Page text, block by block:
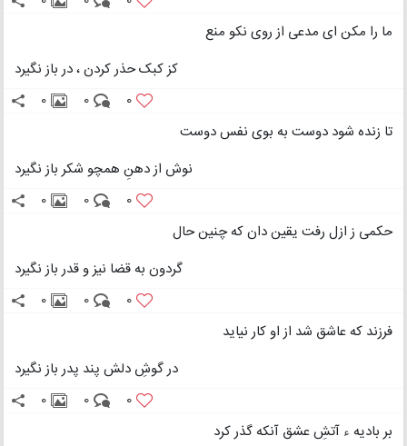
ما را مکن ای مدعی از روی نکو منع
کز کبک حذر کردن ، در باز نگیرد
0
0
0
تا زنده شود دوست به بوی نفس دوست
نوش از دهنِ همچو شکر باز نگیرد
0
0
0
حکمی ز ازل رفت یقین دان که چنین حال
گردون به قضا نیز و قدر باز نگیرد
0
0
0
فرزند که عاشق شد از او کار نیاید
در گوشِ دلش پند پدر باز نگیرد
0
0
0
بر بادیه ء آتشِ عشق آنکه گذر کرد